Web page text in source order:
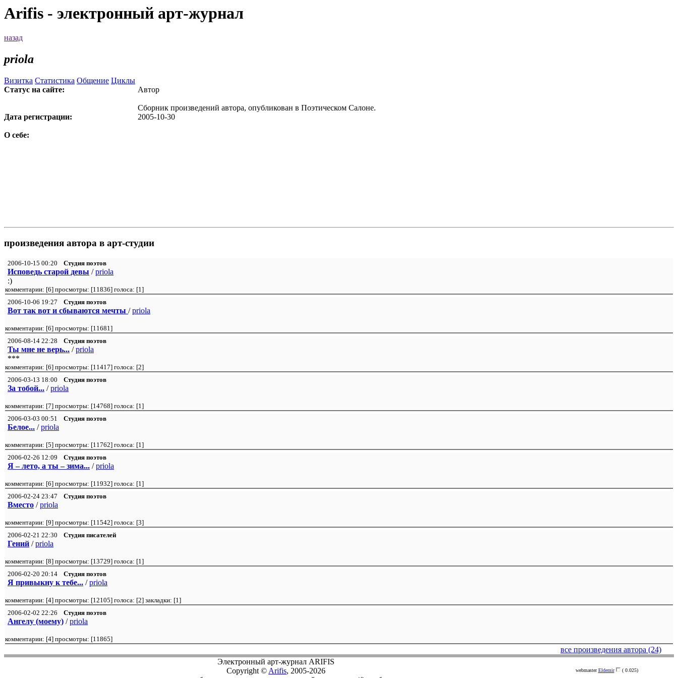
Arifis - электронный арт-журнал
назад
priola
Визитка Статистика Общение Циклы
Статус на сайте:
Автор
Сборник произведений автора, опубликован в Поэтическом Салоне.
Дата регистрации:
2005-10-30
О себе:
произведения автора в арт-студии
2006-10-15 00:20 Студия поэтов
Исповедь старой девы /priola
:)
комментарии: [6] просмотры: [11836] голоса: [1 ]
2006-10-06 19:27
Студия поэтов
Вот так вот и сбываются мечты /priola
комментарии: [6] просмотры: [11681 ]
2006-08-14 22:28
Студия поэтов
Ты мне не верь... /priola
***
комментарии: [6] просмотры: [11417] голоса: [2]
2006-03-13 18:00
Студия поэтов
За тобой... /priola
комментарии: [7] просмотры: [14768] голоса: [1 ]
2006-03-03 00:51
Студия поэтов
Белое... /priola
комментарии: [5] просмотры: [11762] голоса: [1 ]
2006-02-26 12:09
Студия поэтов
Я – лето, а ты – зима... /priola
комментарии: [6] просмотры: [11932] голоса: [1 ]
2006-02-24 23:47
Студия поэтов
Вместо /priola
комментарии: [9] просмотры: [11542] голоса: [3]
2006-02-21 22:30
Студия писателей
Гений /priola
комментарии: [8] просмотры: [13729] голоса: [1 ]
2006-02-20 20:14
Студия поэтов
Я привыкну к тебе... /priola
комментарии: [4] просмотры: [12105] голоса: [2] закладки: [1]
2006-02-02 22:26
Студия поэтов
Ангелу (моему) /priola
комментарии: [4] просмотры: [11865]
все произведения автора (24)
Электронный арт-журнал ARIFIS
Copyright © Arifis, 2005-2026 webmasterEldemir ( 0.025)